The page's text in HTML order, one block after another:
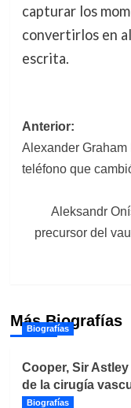
capturar los
convertirlos en
escrita.
de
entradas
Anterior:
Alexander Graham
teléfono que
Aleksandr
precursor del
Más Biografías
Biografías
Cooper, Sir
de la cirugía
Biografías